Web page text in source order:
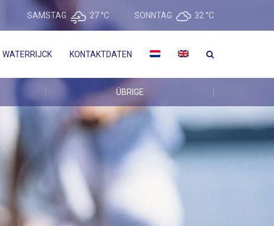
SAMSTAG 27 °C SONNTAG 32 °C
WATERRIJCK KONTAKTDATEN
ÜBRIGE